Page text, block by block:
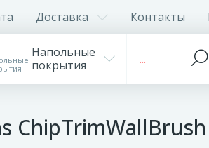
Доставка Контакты
Напольные
покрытия
...